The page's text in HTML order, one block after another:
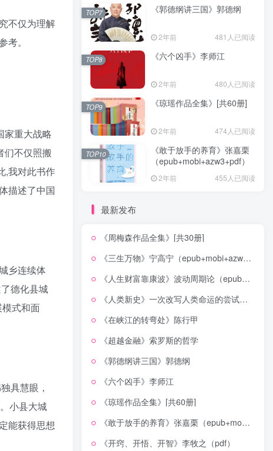
不仅为理解
。
家重大战略
们不仅照搬
,我对此书作
描述了中国
乡连续体
德化县城
式和面
具慧眼，
小县大城
能获得思想
《郭德纲讲三国》郭德纲
2年前 481人已阅读
TOP7
《六个凶手》李师江
2年前 480人已阅读
TOP8
《琼瑶作品全集》[共60册]
2年前 474人已阅读
TOP9
《敢于放手的养育》张嘉栗
（epub+mobi+azw3+pdf）
2年前 455人已阅读
TOP10
最新发布
《周梅森作品全集》[共30册]
《三生万物》宁高宁（epub+mobi+azw3+pdf）
《人生财富靠康波》波动周期论（epub+mobi+azw3+pdf）
《人类新史》一次改写人类命运的尝试（epub+mobi+azw3+pdf）
《在峡江的转弯处》陈行甲
《超越金融》索罗斯的哲学
《郭德纲讲三国》郭德纲
《六个凶手》李师江
《琼瑶作品全集》[共60册]
《敢于放手的养育》张嘉栗（epub+mobi+azw3+pdf）
《开窍、开悟、开智》李牧之（pdf）